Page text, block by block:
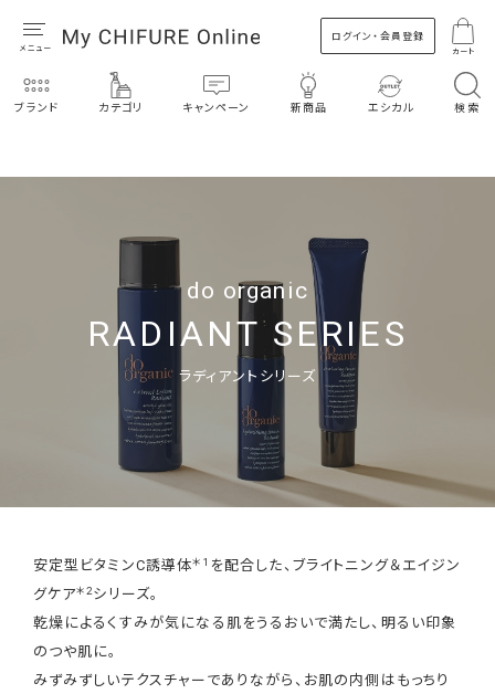
ログイン・会員登録
カート
ブランド カテゴリ キャンペーン 新商品 エシカル 検索
do organic
RADIANT SERIES
ラディアントシリーズ
安定型ビタミンC誘導体＊1 を配合した、ブライトニング＆エイジン
グケア＊2シリーズ。
乾燥によるくすみが気になる肌をうるおいで満たし、明るい印象
のつや肌に。
みずみずしいテクスチャーでありながら、お肌の内側はもっちり